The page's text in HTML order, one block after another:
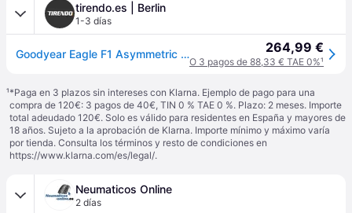
tirendo.es | Berlin
1-3 días
Goodyear Eagle F1 Asymmetric 2 ( 265/50 R19 110Y XL EVR, MGT, SUV, con protector de llanta (MFS) ) - negro 264,99 €
O 3 pagos de 88,33 € TAE 0%¹
¹*Paga en 3 plazos sin intereses con Klarna. Ejemplo de pago para una
compra de 120€: 3 pagos de 40€, TIN 0 % TAE 0 %. Plazo: 2 meses. Importe
total adeudado 120€. Solo es válido para residentes en España y mayores de
18 años. Sujeto a la aprobación de Klarna. Importe mínimo y máximo varía
por tienda. Consulta los términos y resto de condiciones en
https://www.klarna.com/es/legal/.
Neumaticos Online
2 días